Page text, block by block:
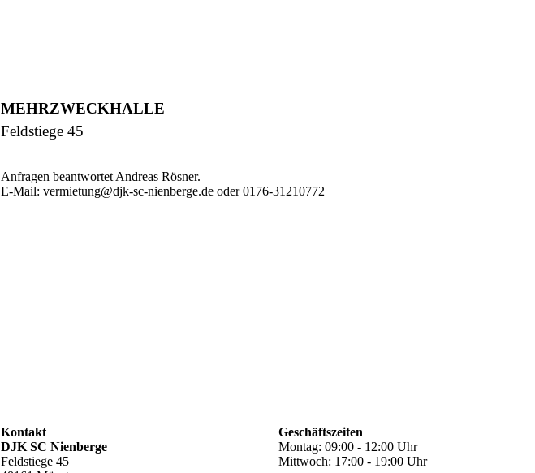
MEHRZWECKHALLE
Feldstiege 45
Anfragen beantwortet Andreas Rösner.
E-Mail: vermietung@djk-sc-nienberge.de oder 0176-31210772
Kontakt
DJK SC Nienberge
Feldstiege 45
Geschäftszeiten
Montag: 09:00 - 12:00 Uhr
Mittwoch: 17:00 - 19:00 Uhr